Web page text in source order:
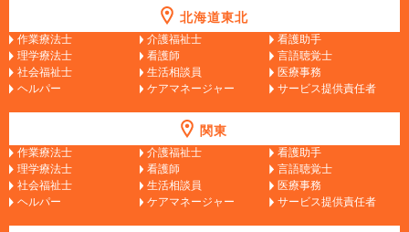
北海道東北
作業療法士 介護福祉士
看護助手
理学療法士
看護師
言語聴覚士
社会福祉士
生活相談員
医療事務
ヘルパー
ケアマネージャー サービス提供責任者
関東
作業療法士 介護福祉士
看護助手
理学療法士
看護師
言語聴覚士
社会福祉士
生活相談員
医療事務
ヘルパー
ケアマネージャー サービス提供責任者